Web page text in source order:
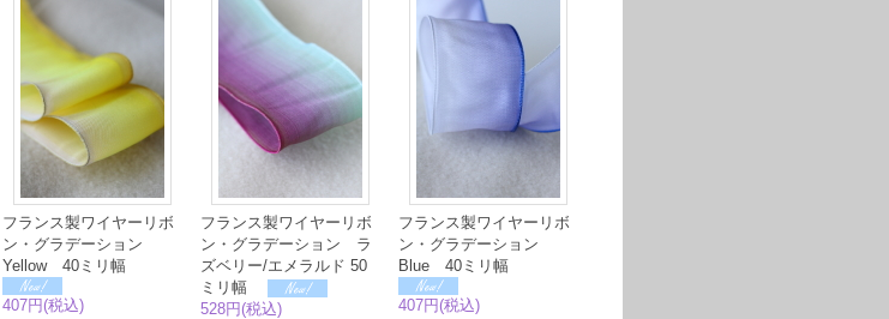
フランス製ワイヤーリボ
ン・グラデーション
Yellow 40ミリ幅
407円(税込)
フランス製ワイヤーリボ
ン・グラデーション ラ
ズベリー/エメラルド 50
ミリ幅
528円(税込)
フランス製ワイヤーリボ
ン・グラデーション
Blue 40ミリ幅
407円(税込)